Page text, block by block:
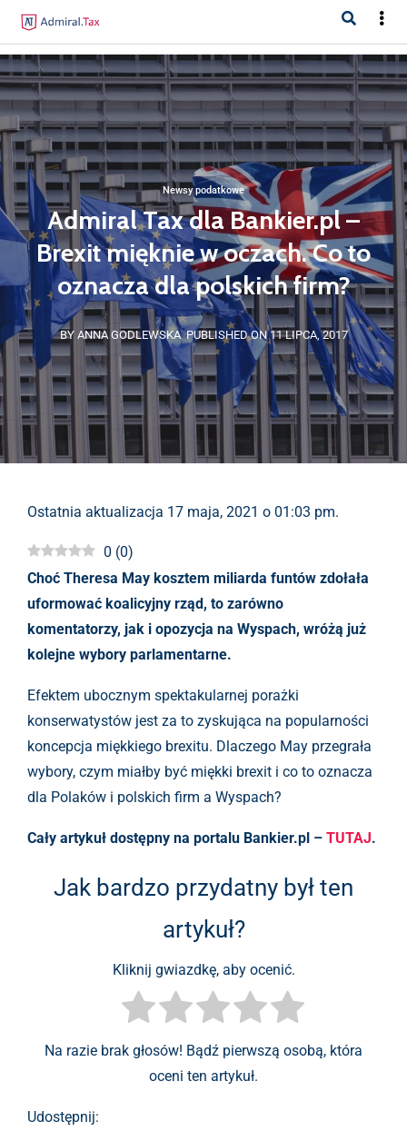
Newsy podatkowe
Admiral Tax dla Bankier.pl –
Brexit mięknie w oczach. Co to
oznacza dla polskich firm?
BY ANNA GODLEWSKA PUBLISHED ON 11 LIPCA, 2017
Ostatnia aktualizacja 17 maja, 2021 o 01:03 pm.
0 (0)
Choć Theresa May kosztem miliarda funtów zdołała
uformować koalicyjny rząd, to zarówno
komentatorzy, jak i opozycja na Wyspach, wróżą już
kolejne wybory parlamentarne.
Efektem ubocznym spektakularnej porażki
konserwatystów jest za to zyskująca na popularności
koncepcja miękkiego brexitu. Dlaczego May przegrała
wybory, czym miałby być miękki brexit i co to oznacza
dla Polaków i polskich firm a Wyspach?
Cały artykuł dostępny na portalu Bankier.pl – TUTAJ.
Jak bardzo przydatny był ten
artykuł?
Kliknij gwiazdkę, aby ocenić.
Na razie brak głosów! Bądź pierwszą osobą, która
oceni ten artykuł.
Udostępnij: